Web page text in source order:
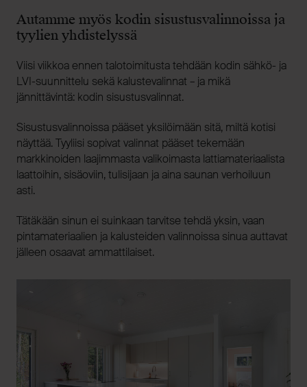
Autamme myös kodin sisustusvalinnoissa ja
tyylien yhdistelyssä
Viisi viikkoa ennen talotoimitusta tehdään kodin sähkö- ja
LVI-suunnittelu sekä kalustevalinnat – ja mikä
jännittävintä: kodin sisustusvalinnat.
Sisustusvalinnoissa pääset yksilöimään sitä, miltä kotisi
näyttää. Tyyliisi sopivat valinnat pääset tekemään
markkinoiden laajimmasta valikoimasta lattiamateriaalista
laattoihin, sisäoviin, tulisijaan ja aina saunan verhoiluun
asti.
Tätäkään sinun ei suinkaan tarvitse tehdä yksin, vaan
pintamateriaalien ja kalusteiden valinnoissa sinua auttavat
jälleen osaavat ammattilaiset.